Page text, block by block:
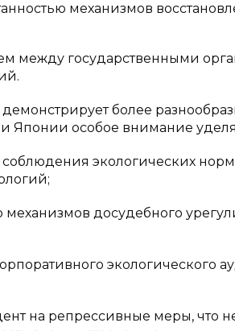
механизмов
между государственными
более
Японии особое внимание
экологических
досудебного
экологического
на репрессивные меры, что